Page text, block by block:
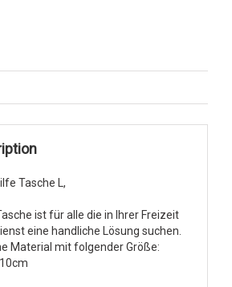
Tasche L,
ist für alle die in Ihrer Freizeit
eine handliche Lösung suchen.
Material mit folgender Größe: